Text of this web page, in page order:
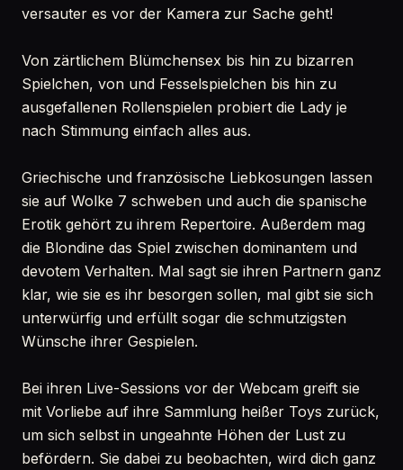
versauter es vor der Kamera zur Sache geht!
Von zärtlichem Blümchensex bis hin zu bizarren
Spielchen, von und Fesselspielchen bis hin zu
ausgefallenen Rollenspielen probiert die Lady je
nach Stimmung einfach alles aus.
Griechische und französische Liebkosungen lassen
sie auf Wolke 7 schweben und auch die spanische
Erotik gehört zu ihrem Repertoire. Außerdem mag
die Blondine das Spiel zwischen dominantem und
devotem Verhalten. Mal sagt sie ihren Partnern ganz
klar, wie sie es ihr besorgen sollen, mal gibt sie sich
unterwürfig und erfüllt sogar die schmutzigsten
Wünsche ihrer Gespielen.
Bei ihren Live-Sessions vor der Webcam greift sie
mit Vorliebe auf ihre Sammlung heißer Toys zurück,
um sich selbst in ungeahnte Höhen der Lust zu
befördern. Sie dabei zu beobachten, wird dich ganz